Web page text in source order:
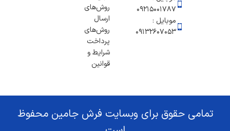
۰۹۲۱۵۰۰۱۷۸۷
موبایل :
09132607053
روش‌های
ارسال
روش‌های
پرداخت
شرایط و
قوانین
تمامی حقوق برای وبسایت فرش جامین محفوظ